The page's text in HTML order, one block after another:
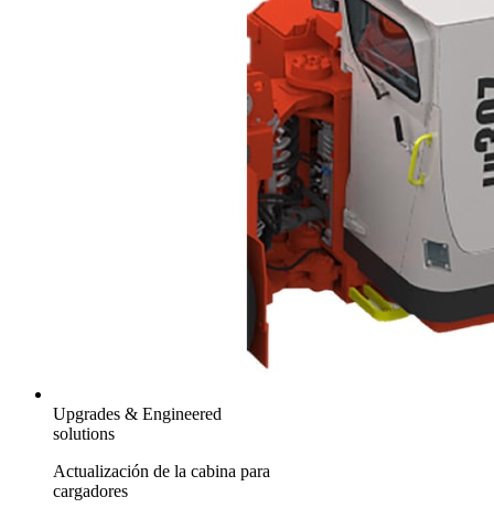
Upgrades & Engineered
solutions
Actualización de la cabina para
cargadores